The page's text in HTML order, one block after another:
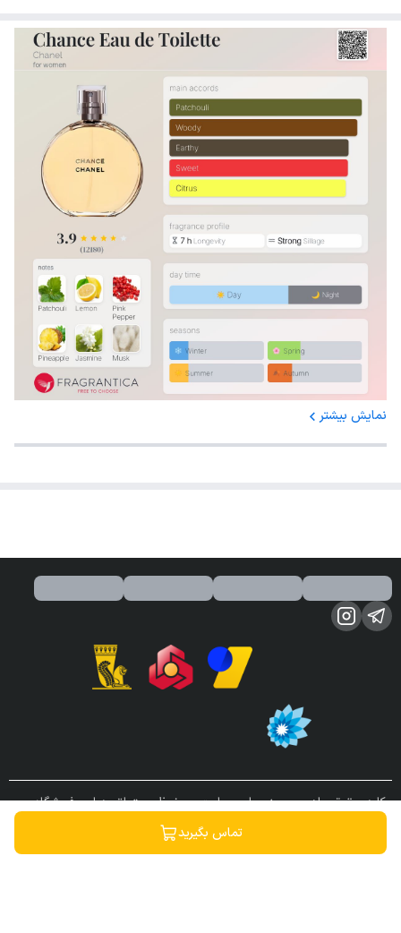
تماس بگیرید
نمایش بیشتر
کلیه حقوق مادی و معنوی این سایت محفوظ و متعلق به این فروشگاه می